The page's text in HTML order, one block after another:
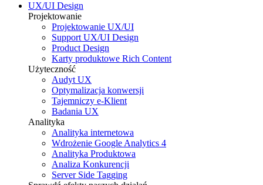
UX/UI Design
Projektowanie
Projektowanie UX/UI
Support UX/UI Design
Product Design
Karty produktowe Rich Content
Użyteczność
Audyt UX
Optymalizacja konwersji
Tajemniczy e-Klient
Badania UX
Analityka
Analityka internetowa
Wdrożenie Google Analytics 4
Analityka Produktowa
Analiza Konkurencji
Server Side Tagging